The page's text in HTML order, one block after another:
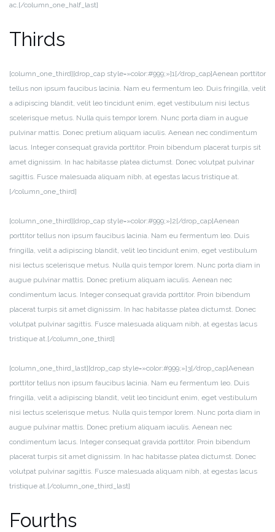
ac.[/column_one_half_last]
Thirds
[column_one_third][drop_cap style=»color:#999;»]1[/drop_cap]Aenean porttitor
tellus non ipsum faucibus lacinia. Nam eu fermentum leo. Duis fringilla, velit
a adipiscing blandit, velit leo tincidunt enim, eget vestibulum nisi lectus
scelerisque metus. Nulla quis tempor lorem. Nunc porta diam in augue
pulvinar mattis. Donec pretium aliquam iaculis. Aenean nec condimentum
lacus. Integer consequat gravida porttitor. Proin bibendum placerat turpis sit
amet dignissim. In hac habitasse platea dictumst. Donec volutpat pulvinar
sagittis. Fusce malesuada aliquam nibh, at egestas lacus tristique at.
[/column_one_third]
[column_one_third][drop_cap style=»color:#999;»]2[/drop_cap]Aenean
porttitor tellus non ipsum faucibus lacinia. Nam eu fermentum leo. Duis
fringilla, velit a adipiscing blandit, velit leo tincidunt enim, eget vestibulum
nisi lectus scelerisque metus. Nulla quis tempor lorem. Nunc porta diam in
augue pulvinar mattis. Donec pretium aliquam iaculis. Aenean nec
condimentum lacus. Integer consequat gravida porttitor. Proin bibendum
placerat turpis sit amet dignissim. In hac habitasse platea dictumst. Donec
volutpat pulvinar sagittis. Fusce malesuada aliquam nibh, at egestas lacus
tristique at.[/column_one_third]
[column_one_third_last][drop_cap style=»color:#999;»]3[/drop_cap]Aenean
porttitor tellus non ipsum faucibus lacinia. Nam eu fermentum leo. Duis
fringilla, velit a adipiscing blandit, velit leo tincidunt enim, eget vestibulum
nisi lectus scelerisque metus. Nulla quis tempor lorem. Nunc porta diam in
augue pulvinar mattis. Donec pretium aliquam iaculis. Aenean nec
condimentum lacus. Integer consequat gravida porttitor. Proin bibendum
placerat turpis sit amet dignissim. In hac habitasse platea dictumst. Donec
volutpat pulvinar sagittis. Fusce malesuada aliquam nibh, at egestas lacus
tristique at.[/column_one_third_last]
Fourths